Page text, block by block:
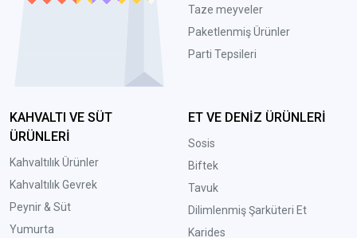
Taze meyveler
Paketlenmiş Ürünler
Parti Tepsileri
KAHVALTI VE SÜT
ÜRÜNLERİ
Kahvaltılık Ürünler
Kahvaltılık Gevrek
Peynir & Süt
Yumurta
ET VE DENİZ ÜRÜNLERİ
Sosis
Biftek
Tavuk
Dilimlenmiş Şarküteri Et
Karides